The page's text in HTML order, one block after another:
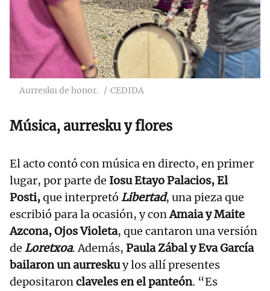
Aurresku de honor. CEDIDA
Música, aurresku y flores
El acto contó con música en directo, en primer
lugar, por parte de Iosu Etayo Palacios, El
Posti,que interpretó Libertad, una pieza que
escribió para la ocasión, y conAmaia y Maite
Azcona, Ojos Violeta, que cantaron una versión
de Loretxoa. Además, Paula Zábal y Eva García
bailaron un aurreskuy los allí presentes
depositaronclaveles en el panteón. “Es